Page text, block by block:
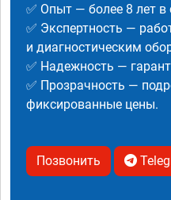
✅ Опыт — более 8 лет в
✅ Экспертность —
и диагностическим
✅ Надежность —
✅ Прозрачность —
фиксированные цены.
Позвонить